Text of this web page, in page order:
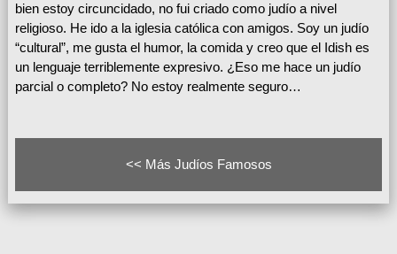
bien estoy circuncidado, no fui criado como judío a nivel
religioso. He ido a la iglesia católica con amigos. Soy un judío
“cultural”, me gusta el humor, la comida y creo que el Idish es
un lenguaje terriblemente expresivo. ¿Eso me hace un judío
parcial o completo? No estoy realmente seguro…
<< Más Judíos Famosos